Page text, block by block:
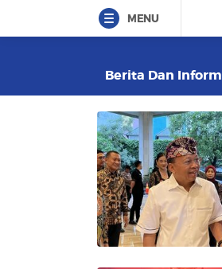
MENU
Berita Dan